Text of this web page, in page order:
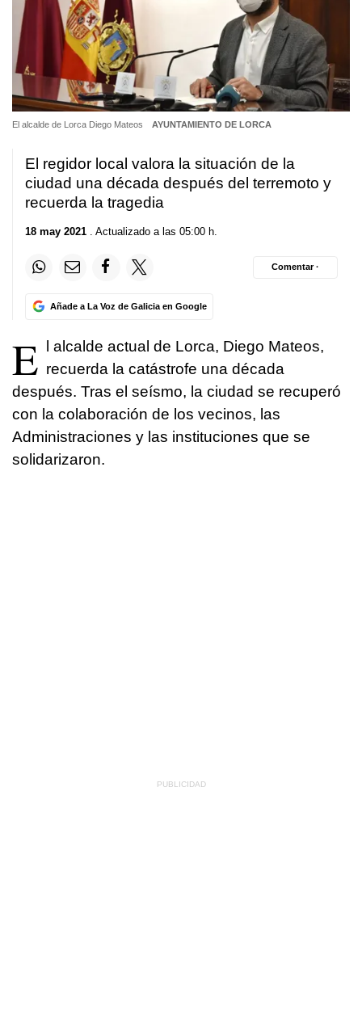
El alcalde de Lorca Diego Mateos AYUNTAMIENTO DE LORCA
El regidor local valora la situación de la
ciudad una década después del terremoto y
recuerda la tragedia
18 may 2021 . Actualizado a las 05:00 h.
Añade a La Voz de Galicia en Google
Comentar ·
E l alcalde actual de Lorca, Diego Mateos,
recuerda la catástrofe una década
después. Tras el seísmo, la ciudad se recuperó
con la colaboración de los vecinos, las
Administraciones y las instituciones que se
solidarizaron.